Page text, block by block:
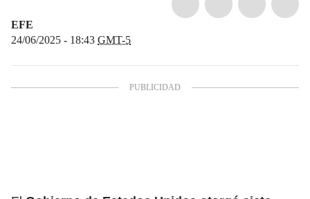
EFE
24/06/2025 - 18:43 GMT-5